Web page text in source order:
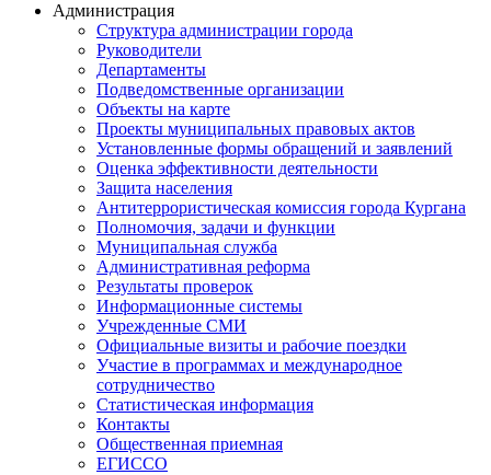
Администрация
Структура администрации города
Руководители
Департаменты
Подведомственные организации
Объекты на карте
Проекты муниципальных правовых актов
Установленные формы обращений и заявлений
Оценка эффективности деятельности
Защита населения
Антитеррористическая комиссия города Кургана
Полномочия, задачи и функции
Муниципальная служба
Административная реформа
Результаты проверок
Информационные системы
Учрежденные СМИ
Официальные визиты и рабочие поездки
Участие в программах и международное
сотрудничество
Статистическая информация
Контакты
Общественная приемная
ЕГИССО